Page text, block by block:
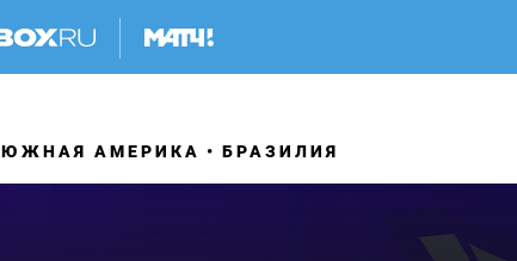
ЮЖНАЯ АМЕРИКА БРАЗИЛИЯ